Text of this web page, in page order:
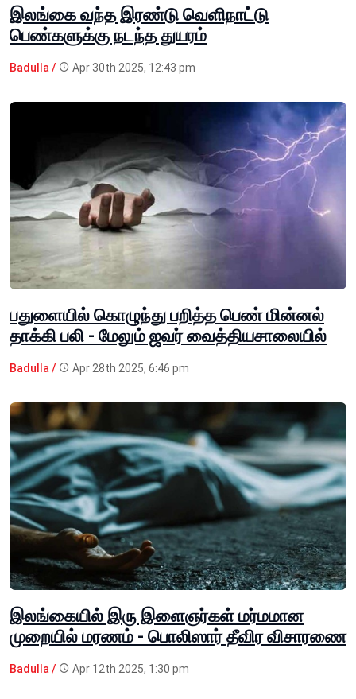
இலங்கை வந்த இரண்டு வெளிநாட்டு
பெண்களுக்கு நடந்த துயரம்
Badulla / Apr 30th 2025, 12:43 pm
பதுளையில் கொழுந்து பறித்த பெண் மின்னல்
தாக்கி பலி - மேலும் ஜவர் வைத்தியசாலையில்
Badulla / Apr 28th 2025, 6:46 pm
இலங்கையில் இரு இளைஞர்கள் மர்மமான
முறையில் மரணம் - பொலிஸார் தீவிர விசாரணை
Badulla / Apr 12th 2025, 1:30 pm